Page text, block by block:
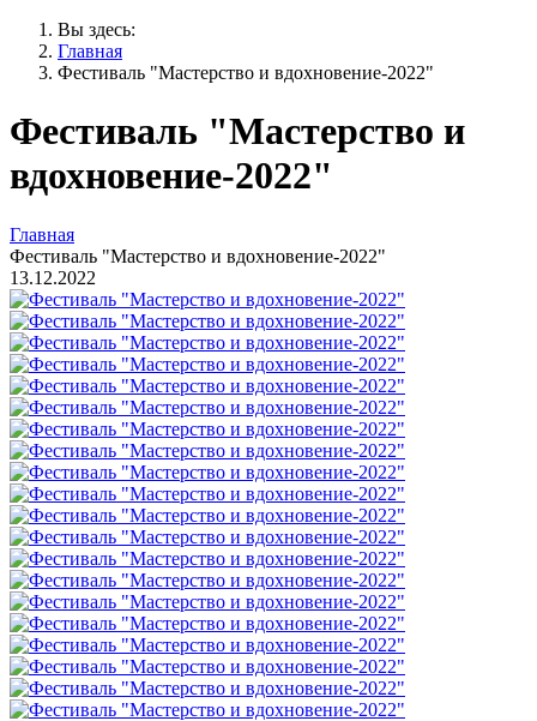
Вы здесь:
Главная
Фестиваль "Мастерство и вдохновение-2022"
Фестиваль "Мастерство и
вдохновение-2022"
Главная
Фестиваль "Мастерство и вдохновение-2022"
13.12.2022